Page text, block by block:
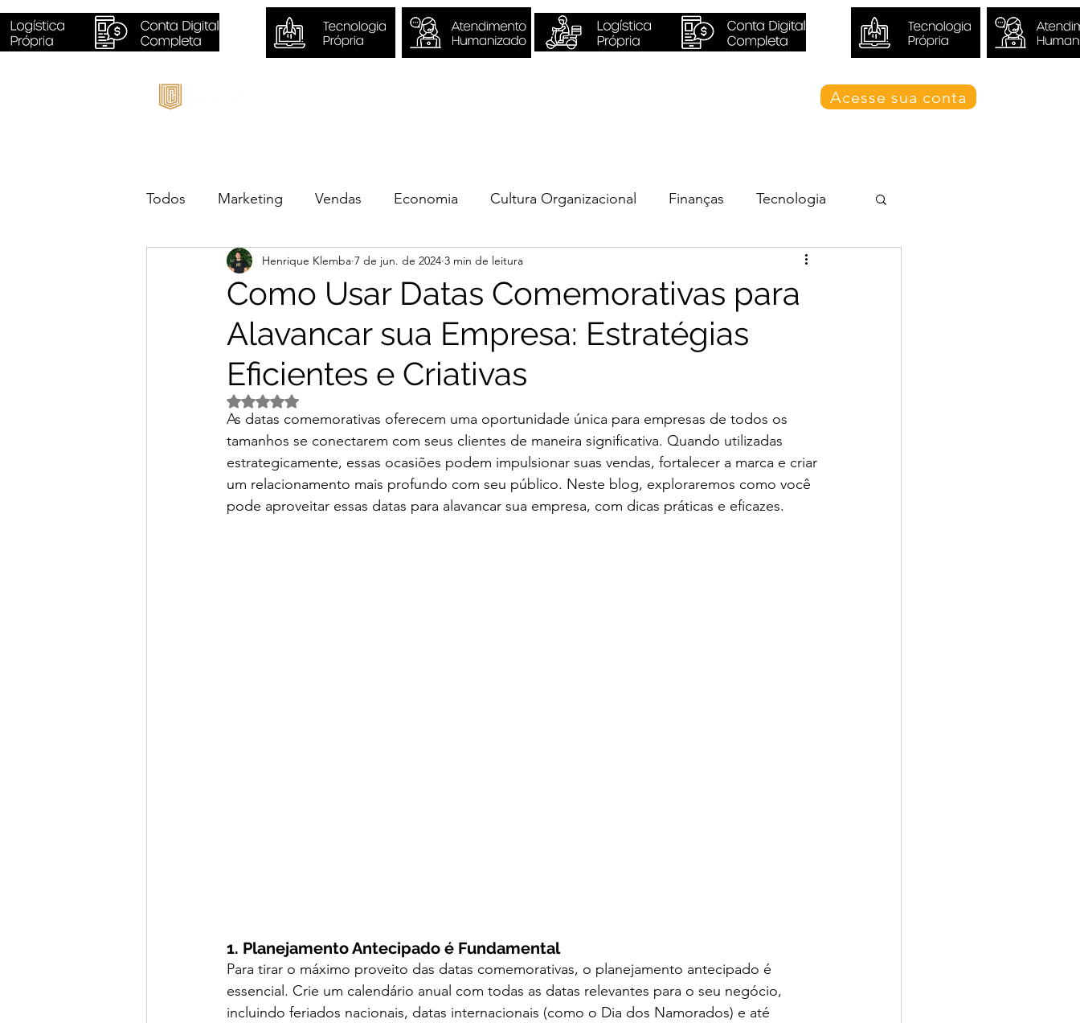
Acesse sua conta
Todos Marketing Vendas Economia Cultura Organizacional Finanças Tecnologia
Sustentabilidade Negócios
Como Usar Datas Comemorativas para
Alavancar sua Empresa: Estratégias
Eficientes e Criativas
Henrique Klemba 7 de jun. de 2024 3 min de leitura
Avaliado com NaN de 5 estrelas.
As datas comemorativas oferecem uma oportunidade única para empresas de todos os
tamanhos se conectarem com seus clientes de maneira significativa. Quando utilizadas
estrategicamente, essas ocasiões podem impulsionar suas vendas, fortalecer a marca e criar
um relacionamento mais profundo com seu público. Neste blog, exploraremos como você
pode aproveitar essas datas para alavancar sua empresa, com dicas práticas e eficazes.
1. Planejamento Antecipado é Fundamental
Para tirar o máximo proveito das datas comemorativas, o planejamento antecipado é
essencial. Crie um calendário anual com todas as datas relevantes para o seu negócio,
incluindo feriados nacionais, datas internacionais (como o Dia dos Namorados) e até